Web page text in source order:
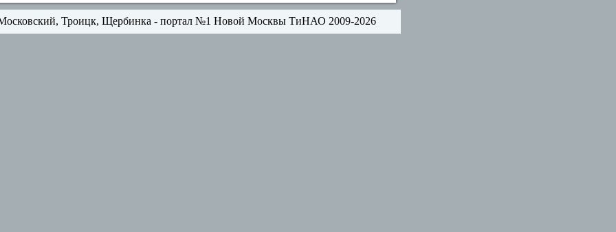
Троицк, Щербинка - портал №1 Новой Москвы ТиНАО 2009-2026